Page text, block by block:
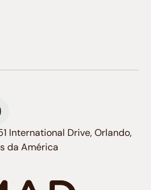
International Drive, Orlando,
da América